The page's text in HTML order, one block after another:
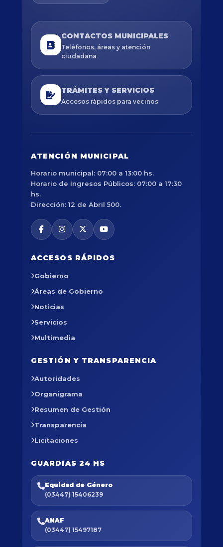
CONTACTOS MUNICIPALES
Teléfonos, áreas y atención
ciudadana
TRÁMITES Y SERVICIOS
Accesos rápidos para vecinos
ATENCIÓN MUNICIPAL
Horario municipal: 07:00 a 13:00 hs.
Horario de Ingresos Públicos: 07:00 a 17:30
hs.
Dirección: 12 de Abril 500.
ACCESOS RÁPIDOS
Gobierno
Áreas de Gobierno
Noticias
Servicios
Multimedia
GESTIÓN Y TRANSPARENCIA
Autoridades
Organigrama
Resumen de Gestión
Transparencia
Licitaciones
GUARDIAS 24 HS
Equidad de Género
(03447) 15406239
ANAF
(03447) 15497187